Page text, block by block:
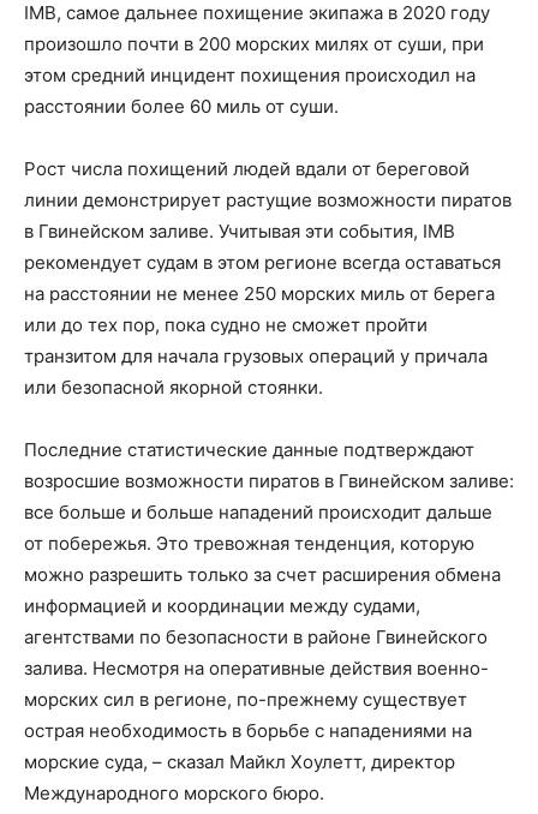
IMB, самое дальнее похищение экипажа в 2020 году
произошло почти в 200 морских милях от суши, при
этом средний инцидент похищения происходил на
расстоянии более 60 миль от суши.
Рост числа похищений людей вдали от береговой
линии демонстрирует растущие возможности пиратов
в Гвинейском заливе. Учитывая эти события, IMB
рекомендует судам в этом регионе всегда оставаться
на расстоянии не менее 250 морских миль от берега
или до тех пор, пока судно не сможет пройти
транзитом для начала грузовых операций у причала
или безопасной якорной стоянки.
Последние статистические данные подтверждают
возросшие возможности пиратов в Гвинейском заливе:
все больше и больше нападений происходит дальше
от побережья. Это тревожная тенденция, которую
можно разрешить только за счет расширения обмена
информацией и координации между судами,
агентствами по безопасности в районе Гвинейского
залива. Несмотря на оперативные действия военно-
морских сил в регионе, по-прежнему существует
острая необходимость в борьбе с нападениями на
морские суда, – сказал Майкл Хоулетт, директор
Международного морского бюро.